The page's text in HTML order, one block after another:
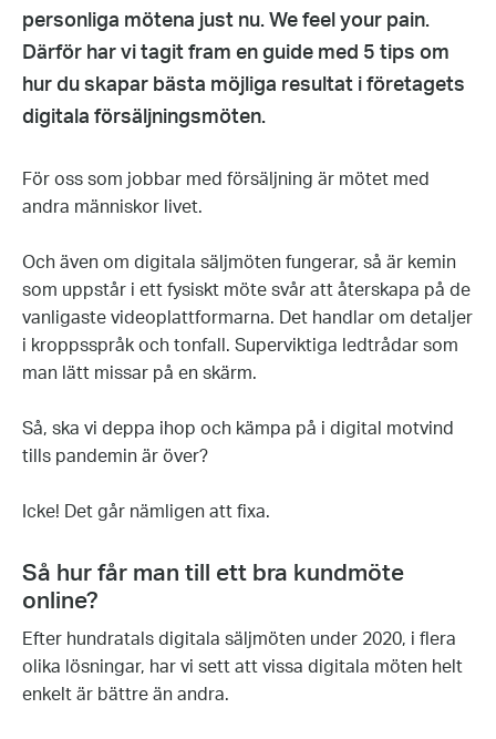
personliga mötena just nu. We feel your pain.
Därför har vi tagit fram en guide med 5 tips om
hur du skapar bästa möjliga resultat i företagets
digitala försäljningsmöten.
För oss som jobbar med försäljning är mötet med
andra människor livet.
Och även om digitala säljmöten fungerar, så är kemin
som uppstår i ett fysiskt möte svår att återskapa på de
vanligaste videoplattformarna. Det handlar om detaljer
i kroppsspråk och tonfall. Superviktiga ledtrådar som
man lätt missar på en skärm.
Så, ska vi deppa ihop och kämpa på i digital motvind
tills pandemin är över?
Icke! Det går nämligen att fixa.
Så hur får man till ett bra kundmöte
online?
Efter hundratals digitala säljmöten under 2020, i flera
olika lösningar, har vi sett att vissa digitala möten helt
enkelt är bättre än andra.